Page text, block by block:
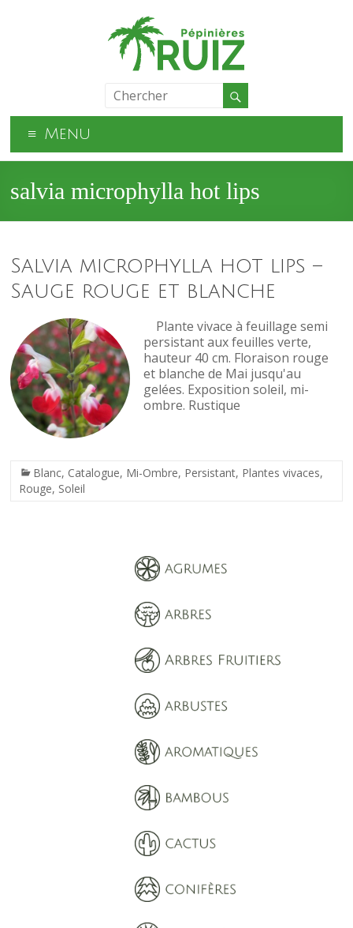
Menu
salvia microphylla hot lips
Salvia microphylla hot lips –
Sauge rouge et blanche
Plante vivace à feuillage semi
persistant aux feuilles verte,
hauteur 40 cm. Floraison rouge
et blanche de Mai jusqu'au
gelées. Exposition soleil, mi-
ombre. Rustique
Blanc, Catalogue, Mi-Ombre, Persistant, Plantes vivaces,
Rouge, Soleil